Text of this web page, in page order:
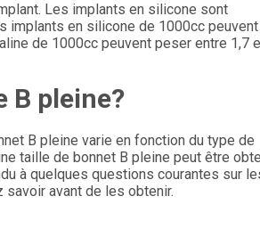
Les implants en silicone sont
implants en silicone de 1000cc peuvent
de 1000cc peuvent peser entre 1,7
B pleine?
B pleine varie en fonction du type de
taille de bonnet B pleine peut être
à quelques questions courantes sur
avant de les obtenir.